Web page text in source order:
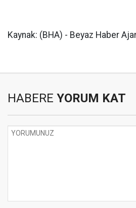
Kaynak: (BHA) - Beyaz Haber
HABERE YORUM KAT